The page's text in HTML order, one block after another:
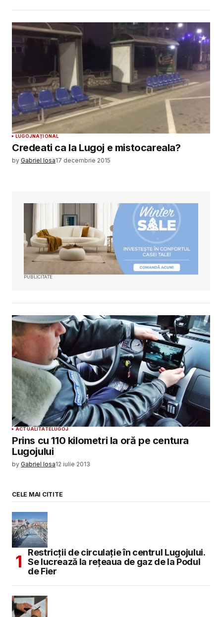
LUGOJNAȚIONAL
Credeati ca la Lugoj e mistocareala?
by Gabriel Iosa17 decembrie 2015
PUBLICITATE
ACTUALITATELUGOJ
Prins cu 110 kilometri la oră pe centura
Lugojului
by Gabriel Iosa12 iulie 2013
CELE MAI CITITE
Restricții de circulație în centrul Lugojului.
Se lucrează la rețeaua de gaz de la Podul
de Fier